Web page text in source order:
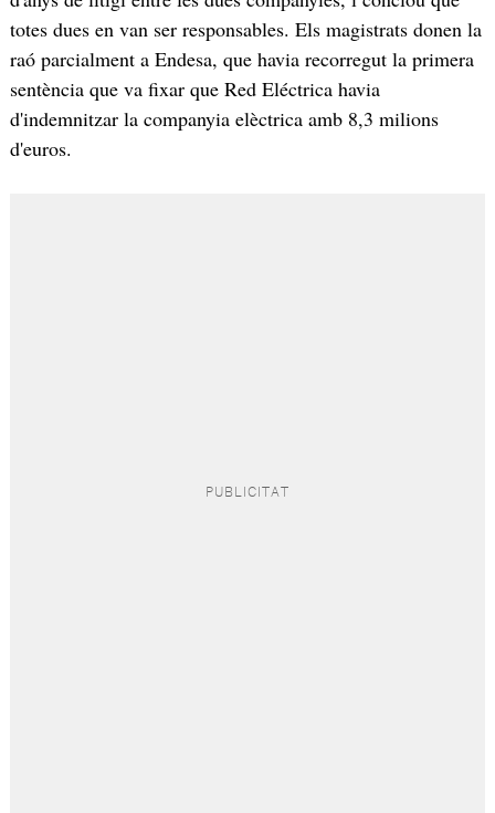
totes dues en van ser responsables. Els magistrats donen la
raó parcialment a Endesa, que havia recorregut la primera
sentència que va fixar que Red Eléctrica havia
d'indemnitzar la companyia elèctrica amb 8,3 milions
d'euros.